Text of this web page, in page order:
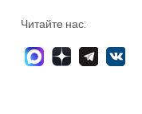
Читайте нас: